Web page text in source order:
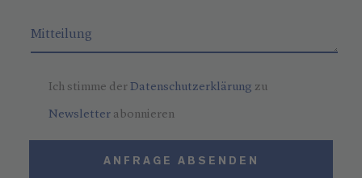
Ich stimme derDatenschutzerklärung zu
Newsletter abonnieren
ANFRAGE ABSENDEN